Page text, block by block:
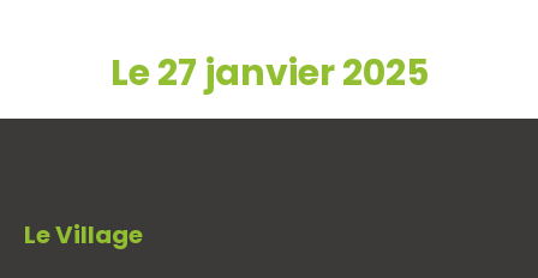
Le 27 janvier 2025
Le Village